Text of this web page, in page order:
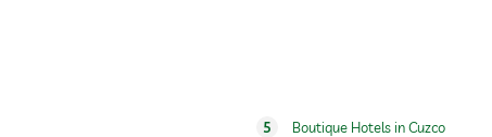
5 Boutique Hotels in Cuzco